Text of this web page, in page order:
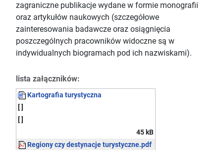
zagraniczne publikacje wydane w formie monografii
oraz artykułów naukowych (szczegółowe
zainteresowania badawcze oraz osiągnięcia
poszczególnych pracowników widoczne są w
indywidualnych biogramach pod ich nazwiskami).
lista załączników:
Kartografia turystyczna
[ ]
[ ]
45 kB
Regiony czy destynacje turystyczne.pdf